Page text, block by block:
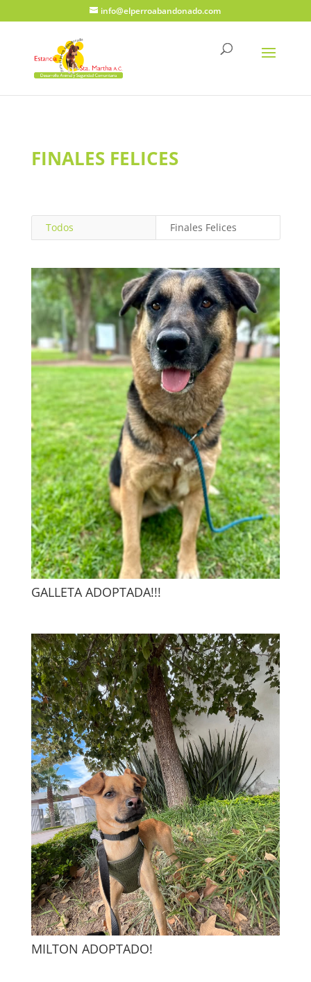
info@elperroabandonado.com
FINALES FELICES
Todos Finales Felices
GALLETA ADOPTADA!!!
MILTON ADOPTADO!